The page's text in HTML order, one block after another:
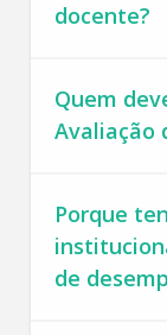
docente?
Quem
Avaliação
Porque
de